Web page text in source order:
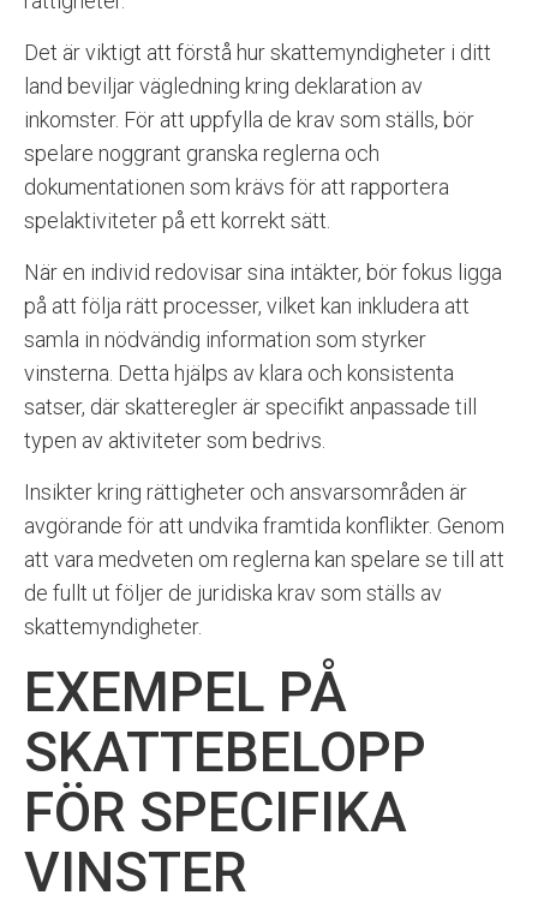
Det är viktigt att förstå hur skattemyndigheter i ditt
land beviljar vägledning kring deklaration av
inkomster. För att uppfylla de krav som ställs, bör
spelare noggrant granska reglerna och
dokumentationen som krävs för att rapportera
spelaktiviteter på ett korrekt sätt.
När en individ redovisar sina intäkter, bör fokus ligga
på att följa rätt processer, vilket kan inkludera att
samla in nödvändig information som styrker
vinsterna. Detta hjälps av klara och konsistenta
satser, där skatteregler är specifikt anpassade till
typen av aktiviteter som bedrivs.
Insikter kring rättigheter och ansvarsområden är
avgörande för att undvika framtida konflikter. Genom
att vara medveten om reglerna kan spelare se till att
de fullt ut följer de juridiska krav som ställs av
skattemyndigheter.
EXEMPEL PÅ
SKATTEBELOPP
FÖR SPECIFIKA
VINSTER